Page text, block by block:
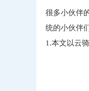
很多小伙伴
统的小伙伴
1.本文以云